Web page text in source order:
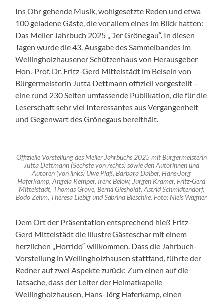
Ins Ohr gehende Musik, wohlgesetzte Reden und etwa
100 geladene Gäste, die vor allem eines im Blick hatten:
Das Meller Jahrbuch 2025 „Der Grönegau“. In diesen
Tagen wurde die 43. Ausgabe des Sammelbandes im
Wellingholzhausener Schützenhaus von Herausgeber
Hon.-Prof. Dr. Fritz-Gerd Mittelstädt im Beisein von
Bürgermeisterin Jutta Dettmann offiziell vorgestellt –
eine rund 230 Seiten umfassende Publikation, die für die
Leserschaft sehr viel Interessantes aus Vergangenheit
und Gegenwart des Grönegaus bereithält.
Offizielle Vorstellung des Meller Jahrbuchs 2025 mit Bürgermeisterin
Jutta Dettmann (Sechste von rechts) sowie den Autorinnen und
Autoren (von links) Uwe Plaß, Barbara Daiber, Hans-Jörg
Haferkamp, Angela Kemper, Irene Below, Jürgen Krämer, Fritz-Gerd
Mittelstädt, Thomas Grove, Bernd Gieshoidt, Astrid Schmidtendorf,
Bodo Zehm, Theresa Liebig und Sabrina Bieschke. Foto: Niels Wagner
Dem Ort der Präsentation entsprechend hieß Fritz-
Gerd Mittelstädt die illustre Gästeschar mit einem
herzlichen „Horrido“ willkommen. Dass die Jahrbuch-
Vorstellung in Wellingholzhausen stattfand, führte der
Redner auf zwei Aspekte zurück: Zum einen auf die
Tatsache, dass der Leiter der Heimatkapelle
Wellingholzhausen, Hans-Jörg Haferkamp, einen